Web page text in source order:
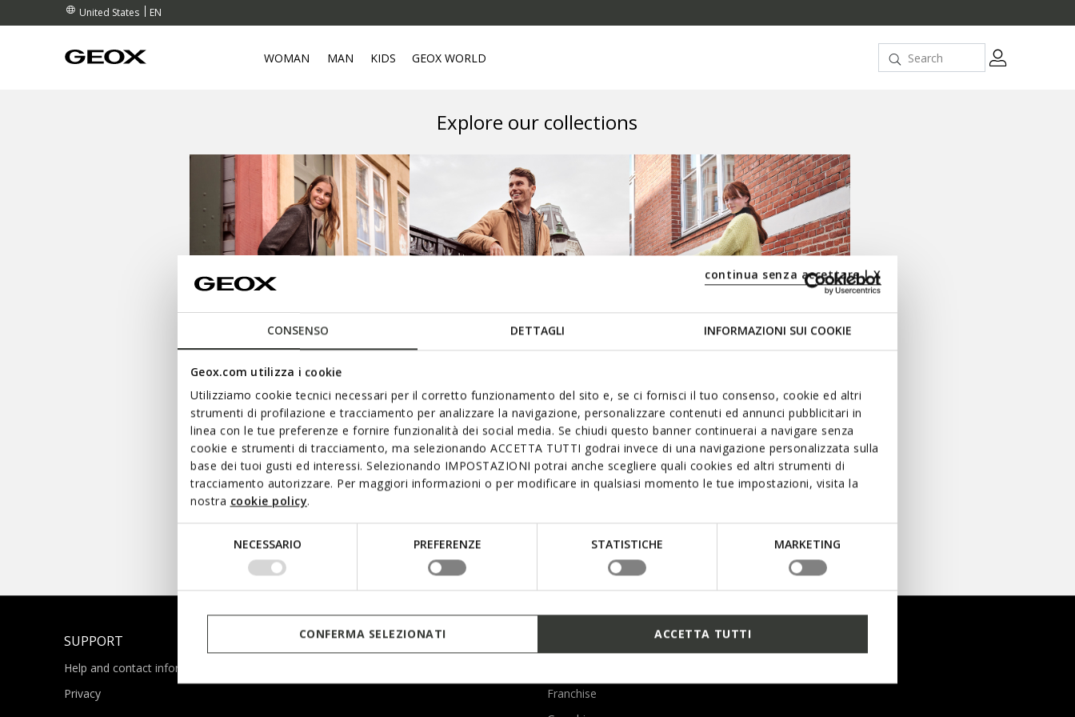
CONSENSO DETTAGLI INFORMAZIONI SUI COOKIE
Geox.com utilizza i cookie
Utilizziamo cookie tecnici necessari per il corretto funzionamento del sito e, se ci fornisci il tuo consenso, cookie ed altri
strumenti di profilazione e tracciamento per analizzare la navigazione, personalizzare contenuti ed annunci pubblicitari in
linea con le tue preferenze e fornire funzionalità dei social media. Se chiudi questo banner continuerai a navigare senza
cookie e strumenti di tracciamento, ma selezionando ACCETTA TUTTI godrai invece di una navigazione personalizzata sulla
base dei tuoi gusti ed interessi. Selezionando IMPOSTAZIONI potrai anche scegliere quali cookies ed altri strumenti di
tracciamento autorizzare. Per maggiori informazioni o per modificare in qualsiasi momento le tue impostazioni, visita la
nostra cookie policy.
NECESSARIO PREFERENZE STATISTICHE MARKETING
continua senza accettare | X
CONFERMA SELEZIONATI ACCETTA TUTTI
United States EN
WOMAN MAN KIDS GEOX WORLD
Explore our collections
WOMAN MAN KIDS
Geox Respira™: breathable footwear and clothing
SUPPORT
Help and contact information
Privacy
Franchise